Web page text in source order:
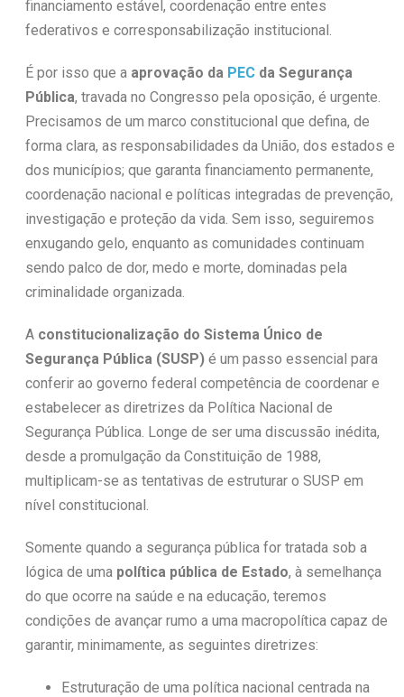
financiamento estável, coordenação entre entes
federativos e corresponsabilização institucional.
É por isso que a aprovação da PECda Segurança
Pública, travada no Congresso pela oposição, é urgente.
Precisamos de um marco constitucional que defina, de
forma clara, as responsabilidades da União, dos estados e
dos municípios; que garanta financiamento permanente,
coordenação nacional e políticas integradas de prevenção,
investigação e proteção da vida. Sem isso, seguiremos
enxugando gelo, enquanto as comunidades continuam
sendo palco de dor, medo e morte, dominadas pela
criminalidade organizada.
A constitucionalização do Sistema Único de
Segurança Pública (SUSP)é um passo essencial para
conferir ao governo federal competência de coordenar e
estabelecer as diretrizes da Política Nacional de
Segurança Pública. Longe de ser uma discussão inédita,
desde a promulgação da Constituição de 1988,
multiplicam-se as tentativas de estruturar o SUSP em
nível constitucional.
Somente quando a segurança pública for tratada sob a
lógica de uma política pública de Estado, à semelhança
do que ocorre na saúde e na educação, teremos
condições de avançar rumo a uma macropolítica capaz de
garantir, minimamente, as seguintes diretrizes:
Estruturação de uma política nacional centrada na